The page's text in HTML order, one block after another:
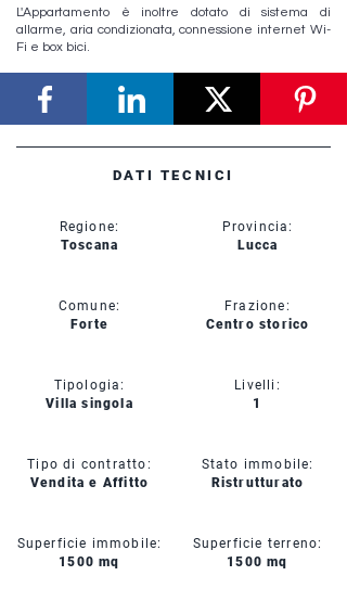
L'Appartamento è inoltre dotato di sistema di
allarme, aria condizionata, connessione internet Wi-
Fi e box bici.
DATI TECNICI
Regione:
Toscana
Comune:
Forte
Tipologia:
Villa singola
Tipo di contratto:
Vendita e Affitto
Superficie immobile:
1500 mq
Provincia:
Lucca
Frazione:
Centro storico
Livelli:
1
Stato immobile:
Ristrutturato
Superficie terreno:
1500 mq